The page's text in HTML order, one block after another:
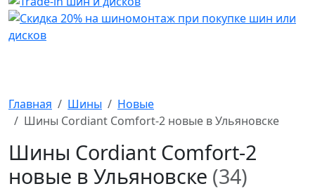
Главная Шины
Новые
Шины Cordiant Comfort-2 новые в Ульяновске
Шины Cordiant Comfort-2
новые в Ульяновске (34)